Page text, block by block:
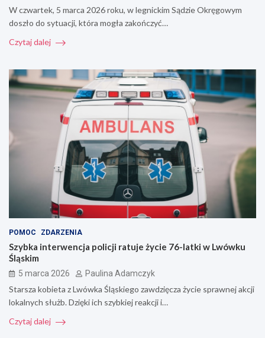
W czwartek, 5 marca 2026 roku, w legnickim Sądzie Okręgowym
doszło do sytuacji, która mogła zakończyć…
Czytaj dalej
POMOC ZDARZENIA
Szybka interwencja policji ratuje życie 76-latki w Lwówku
Śląskim
5 marca 2026 Paulina Adamczyk
Starsza kobieta z Lwówka Śląskiego zawdzięcza życie sprawnej akcji
lokalnych służb. Dzięki ich szybkiej reakcji i…
Czytaj dalej